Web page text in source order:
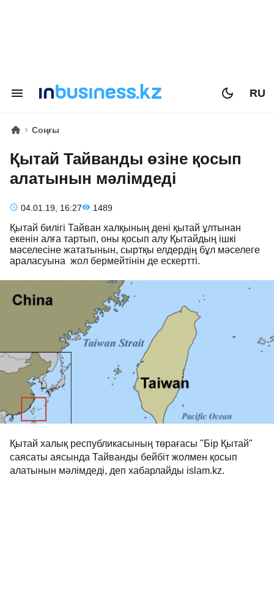
RU
Соңғы
Қытай Тайванды өзіне қосып
алатынын мәлімдеді
04.01.19, 16:27 1489
Қытай билігі Тайван халқының дені қытай ұлтынан
екенін алға тартып, оны қосып алу Қытайдың ішкі
мәселесіне жататынын, сыртқы елдердің бұл мәселеге
араласуына жол бермейтінін де ескертті.
Қытай халық республикасының төрағасы "Бір Қытай"
саясаты аясында Тайванды бейбіт жолмен қосып
алатынын мәлімдеді, деп хабарлайды islam.kz.